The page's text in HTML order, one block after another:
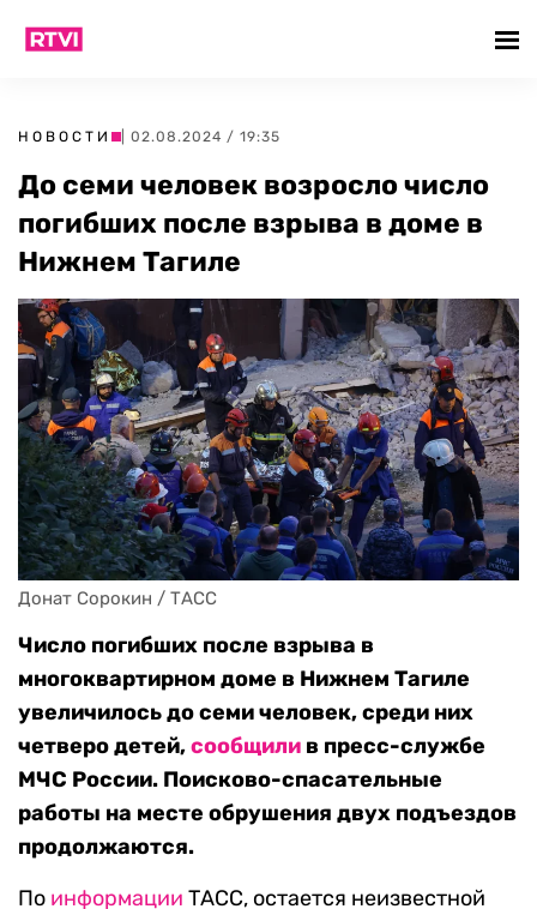
НОВОСТИ | 02.08.2024 / 19:35
До семи человек возросло число
погибших после взрыва в доме в
Нижнем Тагиле
Донат Сорокин / ТАСС
Число погибших после взрыва в
многоквартирном доме в Нижнем Тагиле
увеличилось до семи человек, среди них
четверо детей,сообщили в пресс-службе
МЧС России. Поисково-спасательные
работы на месте обрушения двух подъездов
продолжаются.
По информации ТАСС, остается неизвестной